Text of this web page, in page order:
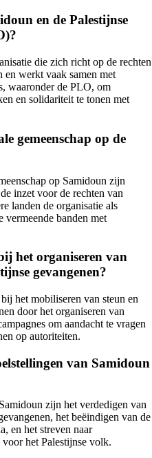
en de Palestijnse
die zich richt op de rechten
en werkt vaak samen met
waaronder de PLO, om
en solidariteit te tonen met
gemeenschap op de
op Samidoun zijn
inzet voor de rechten van
landen de organisatie als
vermeende banden met
het organiseren van
gevangenen?
het mobiliseren van steun en
door het organiseren van
om aandacht te vragen
op autoriteiten.
van Samidoun
zijn het verdedigen van
het beëindigen van de
en het streven naar
het Palestijnse volk.